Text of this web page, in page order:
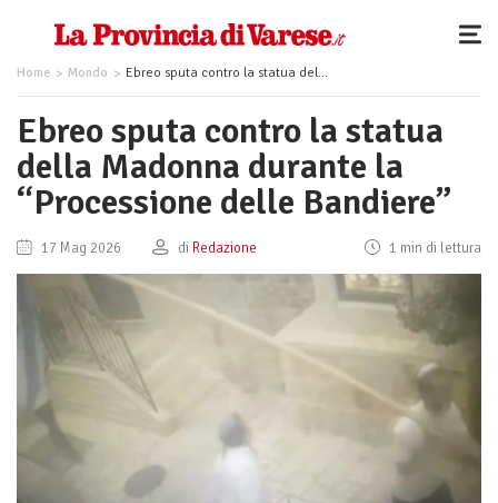
Home Mondo Ebreo sputa contro la statua della Madonna durante la “Processione delle Bandiere”
Ebreo sputa contro la statua
della Madonna durante la
“Processione delle Bandiere”
17 Mag 2026 di Redazione 1 min di lettura